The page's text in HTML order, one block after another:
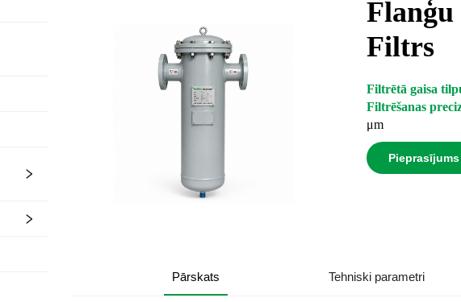
Flanģu
Filtrs
Filtrētā gaisa
Filtrēšanas
μm
Pieprasījums
Pārskats Tehniski parametri